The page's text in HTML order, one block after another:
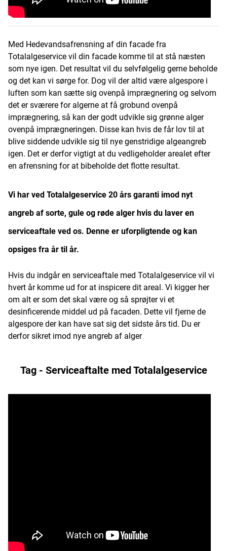
Med Hedevandsafrensning af din facade fra
Totalalgeservice vil din facade komme til at stå næsten
som nye igen. Det resultat vil du selvfølgelig gerne beholde
og det kan vi sørge for. Dog vil der altid være algespore i
luften som kan sætte sig ovenpå imprægnering og selvom
det er sværere for algerne at få grobund ovenpå
imprægnering, så kan der godt udvikle sig grønne alger
ovenpå imprægneringen. Disse kan hvis de får lov til at
blive siddende udvikle sig til nye genstridige algeangreb
igen. Det er derfor vigtigt at du vedligeholder arealet efter
en afrensning for at bibeholde det flotte resultat.
Vi har ved Totalalgeservice 20 års garanti imod nyt
angreb af sorte, gule og røde alger hvis du laver en
serviceaftale ved os. Denne er uforpligtende og kan
opsiges fra år til år.
Hvis du indgår en serviceaftale med Totalalgeservice vil vi
hvert år komme ud for at inspicere dit areal. Vi kigger her
om alt er som det skal være og så sprøjter vi et
desinficerende middel ud på facaden. Dette vil fjerne de
algespore der kan have sat sig det sidste års tid. Du er
derfor sikret imod nye angreb af alger
Tag - Serviceaftalte med Totalalgeservice